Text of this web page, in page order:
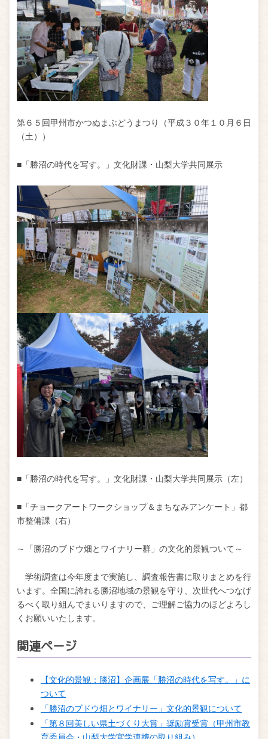
第６５回甲州市かつぬまぶどうまつり（平成３０年１０月６日
（土））
■「勝沼の時代を写す。」文化財課・山梨大学共同展示
■「勝沼の時代を写す。」文化財課・山梨大学共同展示（左）
■「チョークアートワークショップ＆まちなみアンケート」都
市整備課（右）
～「勝沼のブドウ畑とワイナリー群」の文化的景観ついて～
学術調査は今年度まで実施し、調査報告書に取りまとめを行
います。全国に誇れる勝沼地域の景観を守り、次世代へつなげ
るべく取り組んでまいりますので、ご理解ご協力のほどよろし
くお願いいたします。
関連ページ
【文化的景観：勝沼】企画展「勝沼の時代を写す。」に
ついて
「勝沼のブドウ畑とワイナリー」文化的景観について
「第８回美しい県土づくり大賞」奨励賞受賞（甲州市教
育委員会・山梨大学官学連携の取り組み）